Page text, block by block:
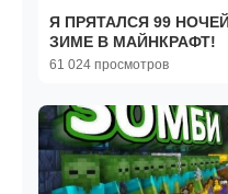
Я ПРЯТАЛСЯ 99
ЗИМЕ В МАЙНКРАФТ!
61 024 просмотров